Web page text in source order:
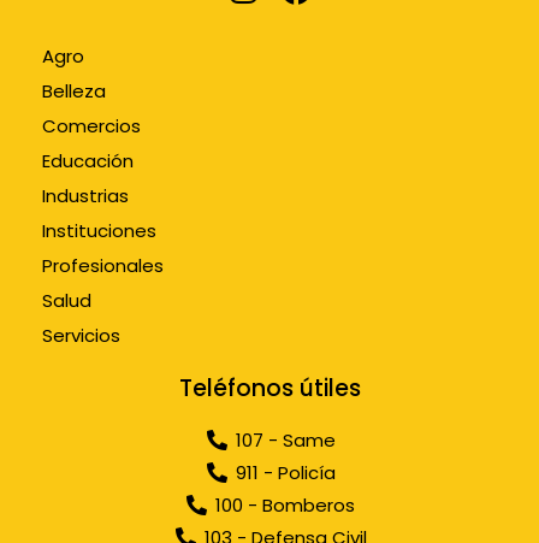
Agro
Belleza
Comercios
Educación
Industrias
Instituciones
Profesionales
Salud
Servicios
Teléfonos útiles
107 - Same
911 - Policía
100 - Bomberos
103 - Defensa Civil